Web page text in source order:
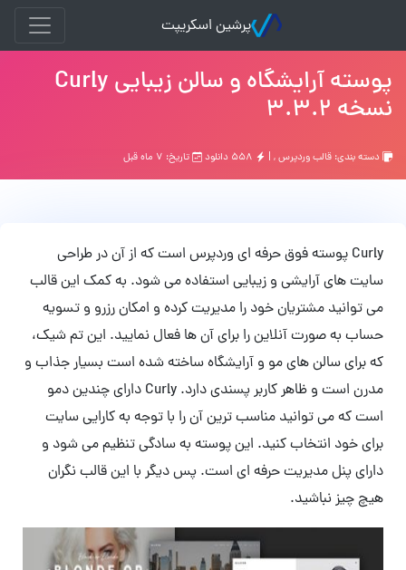
پرشین اسکریپت
پوسته آرایشگاه و سالن زیبایی Curly
نسخه 3.3.2
دسته بندی: قالب وردپرس, | تاریخ: ۷ ماه قبل
Curly پوسته فوق حرفه ای وردپرس است که از آن در طراحی
سایت های آرایشی و زیبایی استفاده می شود. به کمک این قالب
می توانید مشتریان خود را مدیریت کرده و امکان رزرو و تسویه
حساب به صورت آنلاین را برای آن ها فعال نمایید. این تم شیک،
که برای سالن های مو و آرایشگاه ساخته شده است بسیار جذاب و
مدرن است و ظاهر کاربر پسندی دارد. Curly دارای چندین دمو
است که می توانید مناسب ترین آن را با توجه به کارایی سایت
برای خود انتخاب کنید. این پوسته به سادگی تنظیم می شود و
دارای پنل مدیریت حرفه ای است. پس دیگر با این قالب نگران
هیچ چیز نباشید.